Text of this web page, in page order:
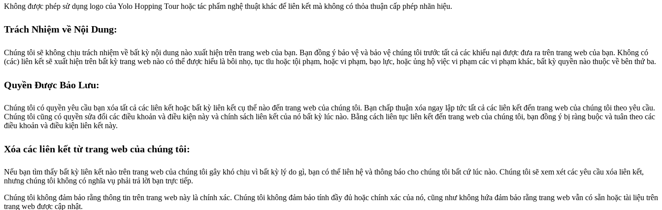
Không được phép sử dụng logo của Yolo Hopping Tour hoặc tác phẩm nghệ thuật khác để liên kết mà không có thỏa thuận cấp phép nhãn hiệu.
Trách Nhiệm về Nội Dung:
Chúng tôi sẽ không chịu trách nhiệm về bất kỳ nội dung nào xuất hiện trên trang web của bạn. Bạn đồng ý bảo vệ và bảo vệ chúng tôi trước tất cả các khiếu nại được đưa ra trên trang web của bạn. Không có
(các) liên kết sẽ xuất hiện trên bất kỳ trang web nào có thể được hiểu là bôi nhọ, tục tĩu hoặc tội phạm, hoặc vi phạm, bạo lực, hoặc ủng hộ việc vi phạm các vi phạm khác, bất kỳ quyền nào thuộc về bên thứ ba.
Quyền Được Bảo Lưu:
Chúng tôi có quyền yêu cầu bạn xóa tất cả các liên kết hoặc bất kỳ liên kết cụ thể nào đến trang web của chúng tôi. Bạn chấp thuận xóa ngay lập tức tất cả các liên kết đến trang web của chúng tôi theo yêu cầu.
Chúng tôi cũng có quyền sửa đổi các điều khoản và điều kiện này và chính sách liên kết của nó bất kỳ lúc nào. Bằng cách liên tục liên kết đến trang web của chúng tôi, bạn đồng ý bị ràng buộc và tuân theo các
điều khoản và điều kiện liên kết này.
Xóa các liên kết từ trang web của chúng tôi:
Nếu bạn tìm thấy bất kỳ liên kết nào trên trang web của chúng tôi gây khó chịu vì bất kỳ lý do gì, bạn có thể liên hệ và thông báo cho chúng tôi bất cứ lúc nào. Chúng tôi sẽ xem xét các yêu cầu xóa liên kết,
nhưng chúng tôi không có nghĩa vụ phải trả lời bạn trực tiếp.
Chúng tôi không đảm bảo rằng thông tin trên trang web này là chính xác. Chúng tôi không đảm bảo tính đầy đủ hoặc chính xác của nó, cũng như không hứa đảm bảo rằng trang web vẫn có sẵn hoặc tài liệu trên
trang web được cập nhật.